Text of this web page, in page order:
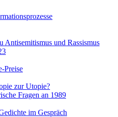
Antisemitismus und Rassismus
Preise
zur Utopie?
Fragen an 1989
im Gespräch